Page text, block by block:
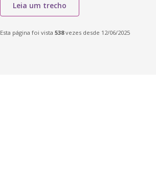
Leia um trecho
Esta página foi vista 538vezes desde 12/06/2025